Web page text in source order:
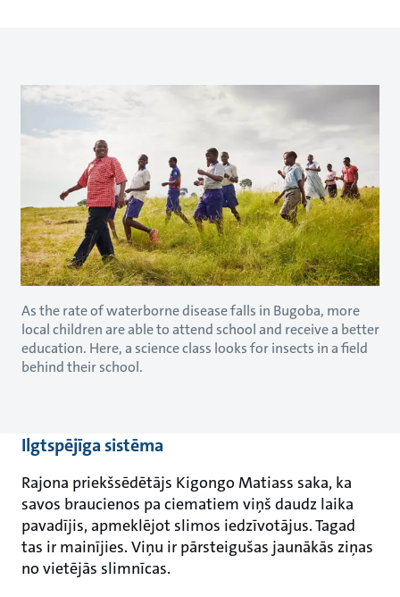
As the rate of waterborne disease falls in Bugoba, more
local children are able to attend school and receive a better
education. Here, a science class looks for insects in a field
behind their school.
Ilgtspējīga sistēma
Rajona priekšsēdētājs Kigongo Matiass saka, ka
savos braucienos pa ciematiem viņš daudz laika
pavadījis, apmeklējot slimos iedzīvotājus. Tagad
tas ir mainījies. Viņu ir pārsteigušas jaunākās ziņas
no vietējās slimnīcas.